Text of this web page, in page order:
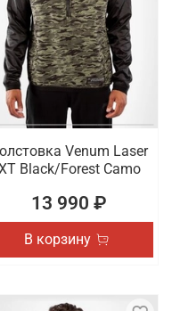
Venum Laser
Black/Forest Camo
13 990 ₽
В корзину